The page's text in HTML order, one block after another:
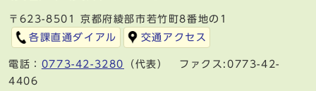
〒623-8501 京都府綾部市若竹町8番地の1
各課直通ダイアル
交通アクセス
電話： 0773-42-3280
（代表） ファクス:0773-42-
4406